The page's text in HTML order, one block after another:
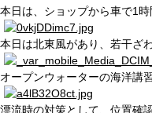
本日は、ショップから車で1
本日は北東風があり、若干ざ
オープンウォーターの海洋講
漂流時の対策として、位置確